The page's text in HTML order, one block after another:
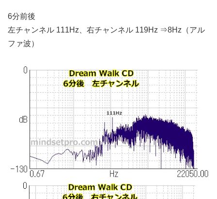
6分前後
左チャンネル 111Hz、右チャンネル 119Hz ⇒8Hz（アル
ファ波）